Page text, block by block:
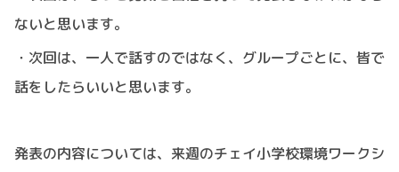
ないと思います。
・次回は、一人で話すのではなく、グループごとに、皆で
話をしたらいいと思います。
発表の内容については、来週のチェイ小学校環境ワークシ